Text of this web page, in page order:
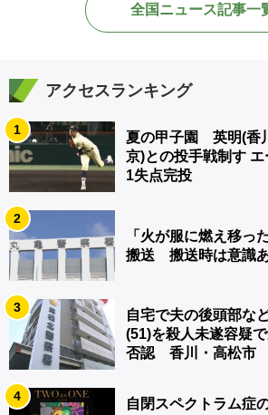
全国ニュース記事一
アクセスランキング
1
夏の甲子園 英明(香
京)との投手戦制す
1失点完投
2
「火が服に燃え移っ
搬送 搬送時は意識
3
自宅で夫の後頭部な
(51)を殺人未遂容疑
否認 香川・高松市
4
自閉スペクトラム症